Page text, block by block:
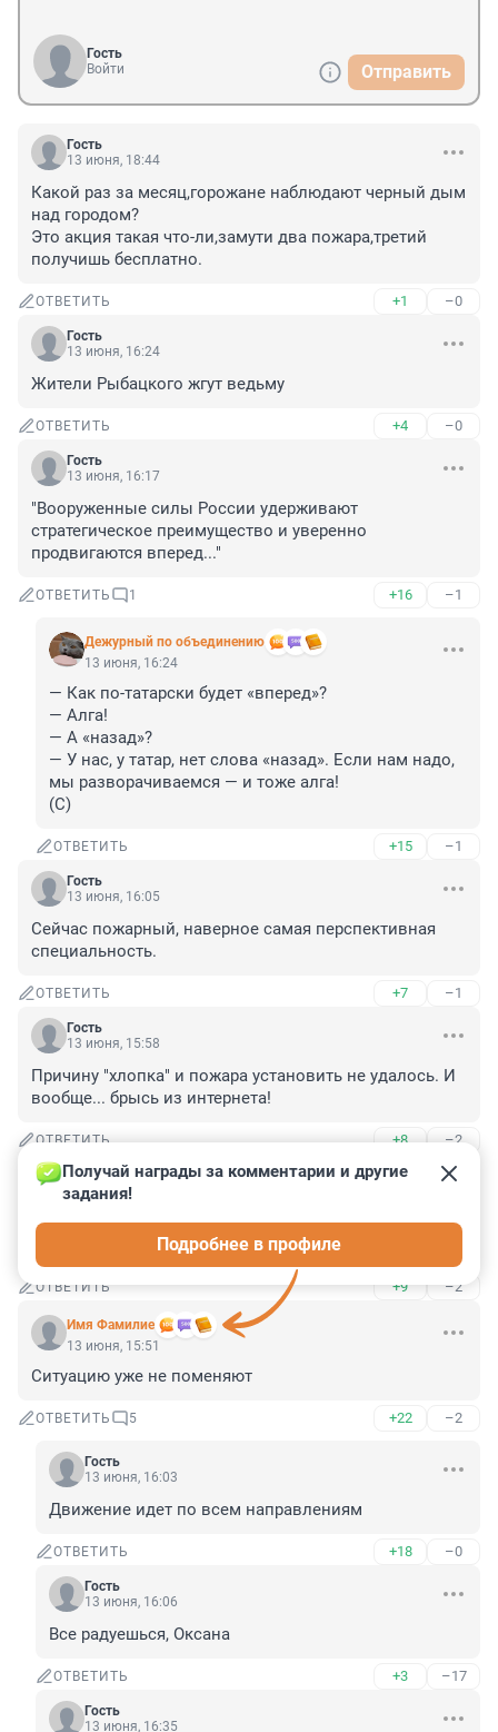
Гость
Войти
Отправить
Гость
13 июня, 18:44
Какой раз за месяц,горожане наблюдают черный дым
над городом?
Это акция такая что-ли,замути два пожара,третий
получишь бесплатно.
ОТВЕТИТЬ +1 –0
Гость
13 июня, 16:24
Жители Рыбацкого жгут ведьму
ОТВЕТИТЬ +4 –0
Гость
13 июня, 16:17
"Вооруженные силы России удерживают
стратегическое преимущество и уверенно
продвигаются вперед..."
ОТВЕТИТЬ 1 +16 –1
Дежурный по объединению
13 июня, 16:24
— Как по-татарски будет «вперед»?
— Алга!
— А «назад»?
— У нас, у татар, нет слова «назад». Если нам надо,
мы разворачиваемся — и тоже алга!
(С)
ОТВЕТИТЬ +15 –1
Гость
13 июня, 16:05
Сейчас пожарный, наверное самая перспективная
специальность.
ОТВЕТИТЬ +7 –1
Гость
13 июня, 15:58
Причину "хлопка" и пожара установить не удалось. И
вообще... брысь из интернета!
ОТВЕТИТЬ +8 –2
Гость
13 июня, 15:52
Бесполезно. В стране, где горючие материалы
дешевле негорючих, останутся только угли.
ОТВЕТИТЬ +9 –2
Имя Фамилие
Получай награды за комментарии и другие
задания!
Подробнее в профиле
13 июня, 15:51
Ситуацию уже не поменяют
ОТВЕТИТЬ 5 +22 –2
Гость
13 июня, 16:03
Движение идет по всем направлениям
ОТВЕТИТЬ +18 –0
Гость
13 июня, 16:06
Все радуешься, Оксана
ОТВЕТИТЬ +3 –17
Гость
13 июня, 16:35